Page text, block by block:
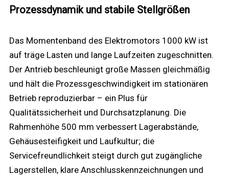
Prozessdynamik und stabile Stellgrößen
Das Momentenband des Elektromotors 1000 kW ist
auf träge Lasten und lange Laufzeiten zugeschnitten.
Der Antrieb beschleunigt große Massen gleichmäßig
und hält die Prozessgeschwindigkeit im stationären
Betrieb reproduzierbar – ein Plus für
Qualitätssicherheit und Durchsatzplanung. Die
Rahmenhöhe 500 mm verbessert Lagerabstände,
Gehäusesteifigkeit und Laufkultur; die
Servicefreundlichkeit steigt durch gut zugängliche
Lagerstellen, klare Anschlusskennzeichnungen und